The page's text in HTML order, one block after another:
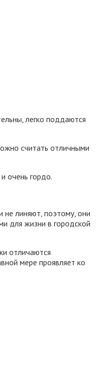
легко поддаются
считать отличными
очень гордо.
не линяют, поэтому, они
для жизни в городской
отличаются
мере проявляет ко